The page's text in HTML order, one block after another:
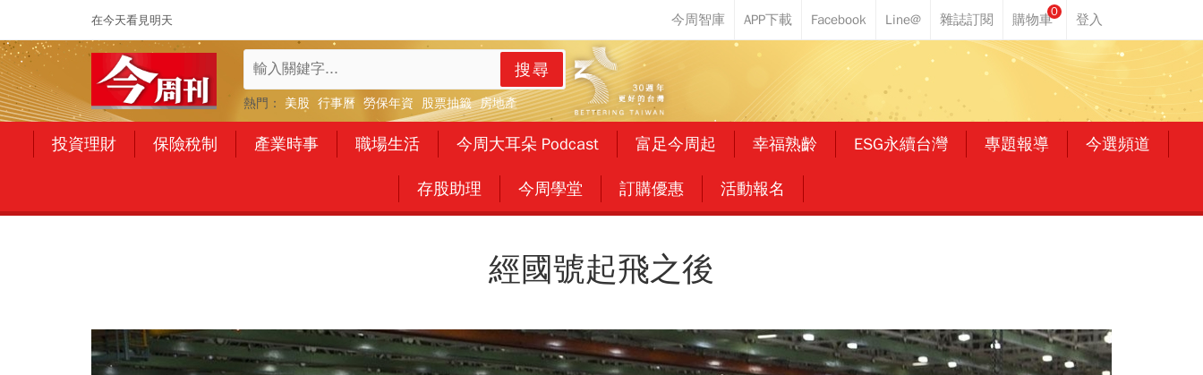
在今天看見明天
0
搜尋
熱門： 美股 行事曆 勞保年資 股票抽籤 房地產
投資理財 保險稅制 產業時事 職場生活 今周大耳朵 Podcast 富足今周起 幸福熟齡 ESG永續台灣 專題報導 今選頻道
存股助理 今周學堂 訂購優惠 活動報名
經國號起飛之後